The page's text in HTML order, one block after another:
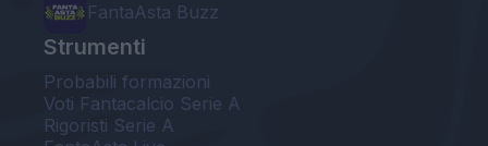
FantaAsta Buzz
Strumenti
Probabili formazioni
Voti Fantacalcio Serie A
Rigoristi Serie A